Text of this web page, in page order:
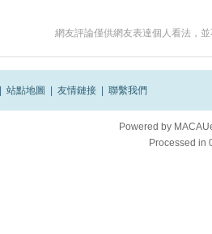
網友評論僅供網友表達個人看法，
站點地圖 友情鏈接 聯繫我們
Powered by
Processed in